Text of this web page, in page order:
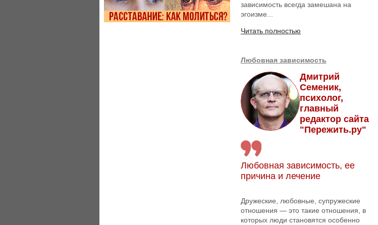
зависимость всегда замешана на
эгоизме...
Читать полностью
Любовная зависимость
Дмитрий
Семеник,
психолог,
главный
редактор сайта
"Пережить.ру"
Любовная зависимость, ее
причина и лечение
Дружеские, любовные, супружеские
отношения — это такие отношения, в
которых люди становятся особенно